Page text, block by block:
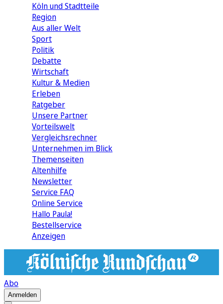
Köln und Stadtteile
Region
Aus aller Welt
Sport
Politik
Debatte
Wirtschaft
Kultur & Medien
Erleben
Ratgeber
Unsere Partner
Vorteilswelt
Vergleichsrechner
Unternehmen im Blick
Themenseiten
Altenhilfe
Newsletter
Service FAQ
Online Service
Hallo Paula!
Bestellservice
Anzeigen
Abo
Anmelden